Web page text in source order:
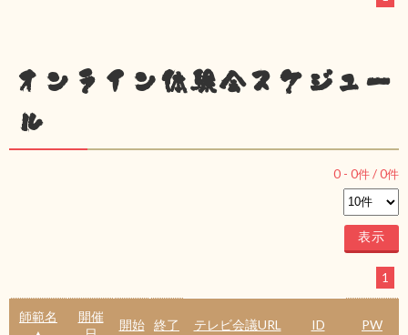
オンライン体験会スケジュー
ル
0 - 0件 /0件
1
師範名
開催
開始 終了 テレビ会議URL ID PW